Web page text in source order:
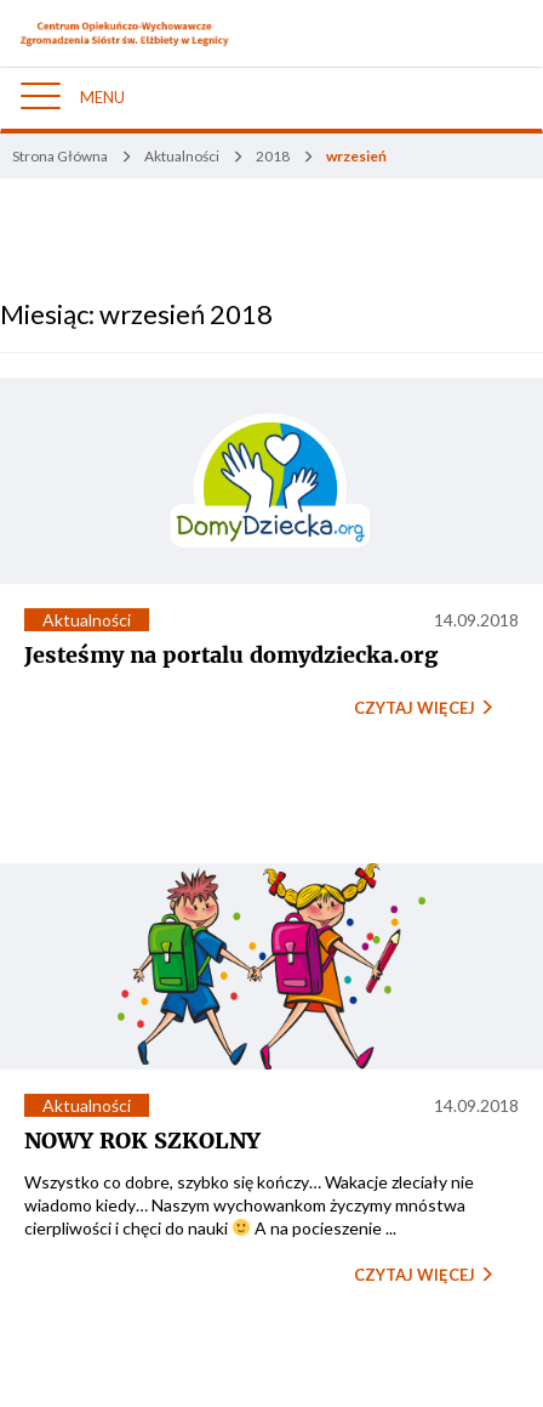
Nawigacja
MENU
Strona Główna Aktualności 2018 wrzesień
Miesiąc:wrzesień 2018
Aktualności 14.09.2018
Jesteśmy na portalu domydziecka.org
CZYTAJ WIĘCEJ
Aktualności 14.09.2018
NOWY ROK SZKOLNY
Wszystko co dobre, szybko się kończy… Wakacje zleciały nie
wiadomo kiedy… Naszym wychowankom życzymy mnóstwa
cierpliwości i chęci do nauki
A na pocieszenie ...
CZYTAJ WIĘCEJ